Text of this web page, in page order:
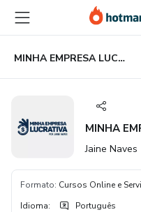
para
conteúdo
principal
para
pagamento
para
rodapé
MINHA EMPRESA LUCRATIVA
MINHA
Jaine Naves
Formato: Cursos Online e
Idioma: Português